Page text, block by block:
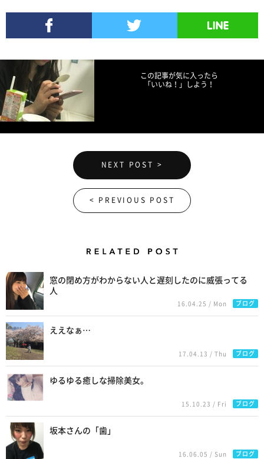
この記事が気に入ったら
「いいね！」しよう！
NEXT POST >
< PREVIOUS POST
窓の閉め方がわからない人と遅刻したのに威張ってる
人
16.04.25 / Mon ブログ
ええなぁ…
17.04.13 / Thu ブログ
ゆるゆる癒しな掃除美女。
15.10.23 / Fri ブログ
坂本さんの「歯」
16.06.05 / Sun ブログ